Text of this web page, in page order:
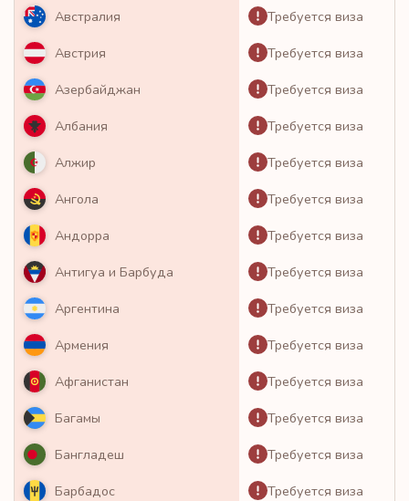
Австралия Требуется виза
Австрия Требуется виза
Азербайджан Требуется виза
Албания Требуется виза
Алжир Требуется виза
Ангола Требуется виза
Андорра Требуется виза
Антигуа и Барбуда Требуется виза
Аргентина Требуется виза
Армения Требуется виза
Афганистан Требуется виза
Багамы Требуется виза
Бангладеш Требуется виза
Барбадос Требуется виза